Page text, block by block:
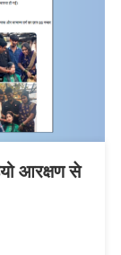
आरक्षण से